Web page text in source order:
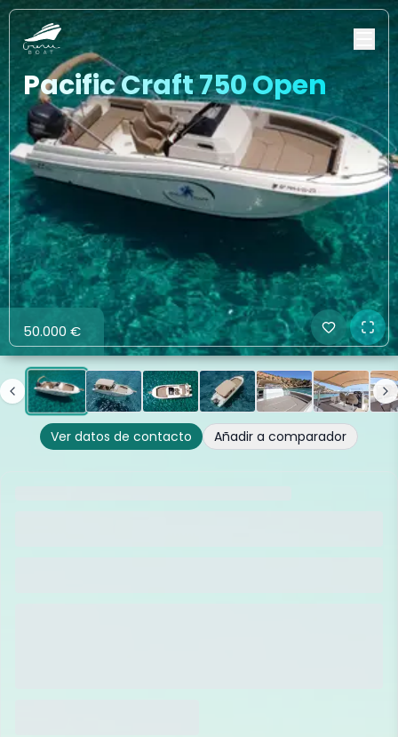
Pacific Craft 750 Open
50.000 €
Ver datos de contacto Añadir a comparador